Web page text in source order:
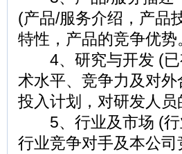
(产品/服务介绍，产品
特性，产品的竞争优势
4、研究与开发 (已
术水平、竞争力及对
投入计划，对研发人
5、行业及市场 (行
行业竞争对手及本公